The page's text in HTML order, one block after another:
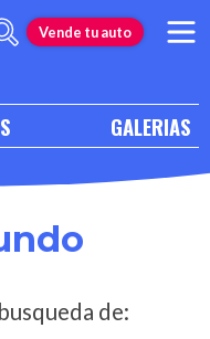
Vende tu auto
GALERIAS
de: